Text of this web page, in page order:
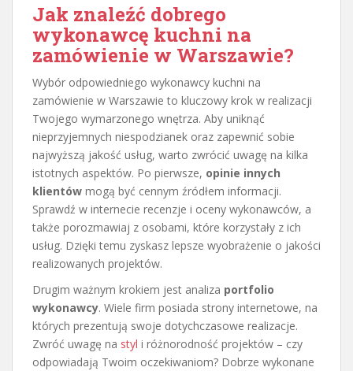
Jak znaleźć dobrego
wykonawcę kuchni na
zamówienie w Warszawie?
Wybór odpowiedniego wykonawcy kuchni na
zamówienie w Warszawie to kluczowy krok w realizacji
Twojego wymarzonego wnętrza. Aby uniknąć
nieprzyjemnych niespodzianek oraz zapewnić sobie
najwyższą jakość usług, warto zwrócić uwagę na kilka
istotnych aspektów. Po pierwsze, opinie innych
klientów mogą być cennym źródłem informacji.
Sprawdź w internecie recenzje i oceny wykonawców, a
także porozmawiaj z osobami, które korzystały z ich
usług. Dzięki temu zyskasz lepsze wyobrażenie o jakości
realizowanych projektów.
Drugim ważnym krokiem jest analiza portfolio
wykonawcy. Wiele firm posiada strony internetowe, na
których prezentują swoje dotychczasowe realizacje.
Zwróć uwagę na styl i różnorodność projektów – czy
odpowiadają Twoim oczekiwaniom? Dobrze wykonane